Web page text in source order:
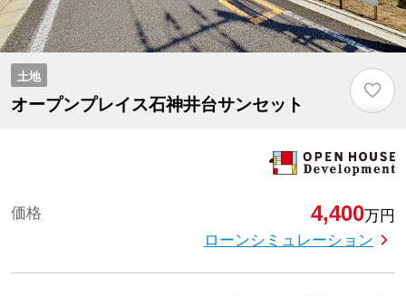
土地
オープンプレイス石神井台サンセット
♡
価格 4,400万円
ローンシミュレーション